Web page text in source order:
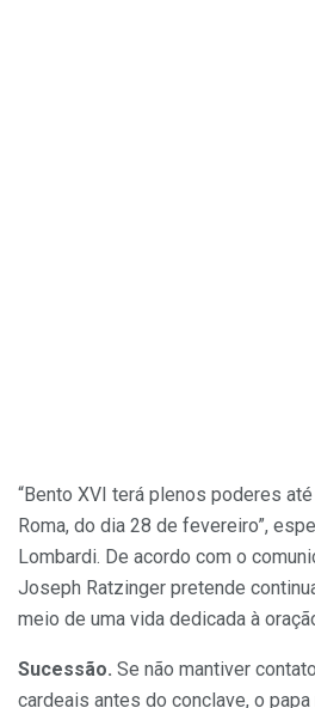
“Bento XVI terá plenos poderes
Roma, do dia 28 de fevereiro”,
Lombardi. De acordo com o
Joseph Ratzinger pretende
meio de uma vida dedicada à
Sucessão. Se não mantiver
cardeais antes do conclave, o